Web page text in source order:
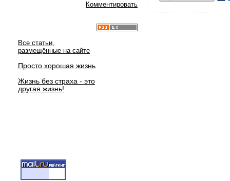
Комментировать
Все статьи,
размещённые на сайте
Просто хорошая жизнь
Жизнь без страха - это
другая жизнь!